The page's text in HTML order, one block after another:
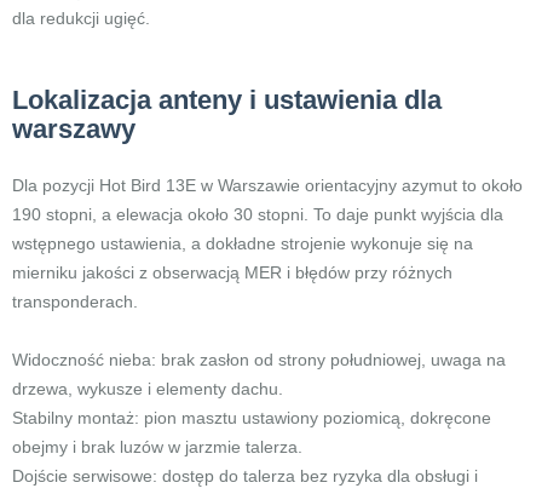
dla redukcji ugięć.
Lokalizacja anteny i ustawienia dla
warszawy
Dla pozycji Hot Bird 13E w Warszawie orientacyjny azymut to około
190 stopni, a elewacja około 30 stopni. To daje punkt wyjścia dla
wstępnego ustawienia, a dokładne strojenie wykonuje się na
mierniku jakości z obserwacją MER i błędów przy różnych
transponderach.
Widoczność nieba: brak zasłon od strony południowej, uwaga na
drzewa, wykusze i elementy dachu.
Stabilny montaż: pion masztu ustawiony poziomicą, dokręcone
obejmy i brak luzów w jarzmie talerza.
Dojście serwisowe: dostęp do talerza bez ryzyka dla obsługi i